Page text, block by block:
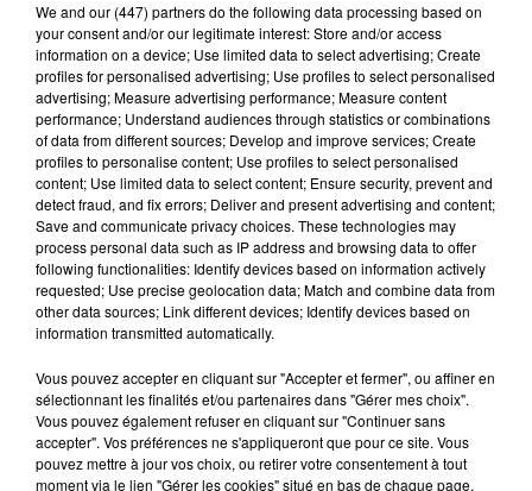
Lecture (1 min 16 sec)
100%
7 avril 2025 - 1 min 16 sec
L'AGENDA DU BÉARN DU 07/04/2025 À 06H47
We and our (447) partnersdo the following data processing based on
your consent and/or our legitimate interest: Store and/or access
information on a device; Use limited data to select advertising; Create
profiles for personalised advertising; Use profiles to select personalised
advertising; Measure advertising performance; Measure content
performance; Understand audiences through statistics or combinations
of data from different sources; Develop and improve services; Create
profiles to personalise content; Use profiles to select personalised
content; Use limited data to select content; Ensure security, prevent and
detect fraud, and fix errors; Deliver and present advertising and content;
Save and communicate privacy choices. These technologies may
process personal data such as IP address and browsing data to offer
following functionalities: Identify devices based on information actively
requested; Use precise geolocation data; Match and combine data from
other data sources; Link different devices; Identify devices based on
information transmitted automatically.
Vous pouvez accepter en cliquant sur "Accepter et fermer", ou affiner en
sélectionnant les finalités et/ou partenaires dans "Gérer mes choix".
Vous pouvez également refuser en cliquant sur "Continuer sans
accepter". Vos préférences ne s'appliqueront que pour ce site. Vous
pouvez mettre à jour vos choix, ou retirer votre consentement à tout
moment via le lien "Gérer les cookies" situé en bas de chaque page.